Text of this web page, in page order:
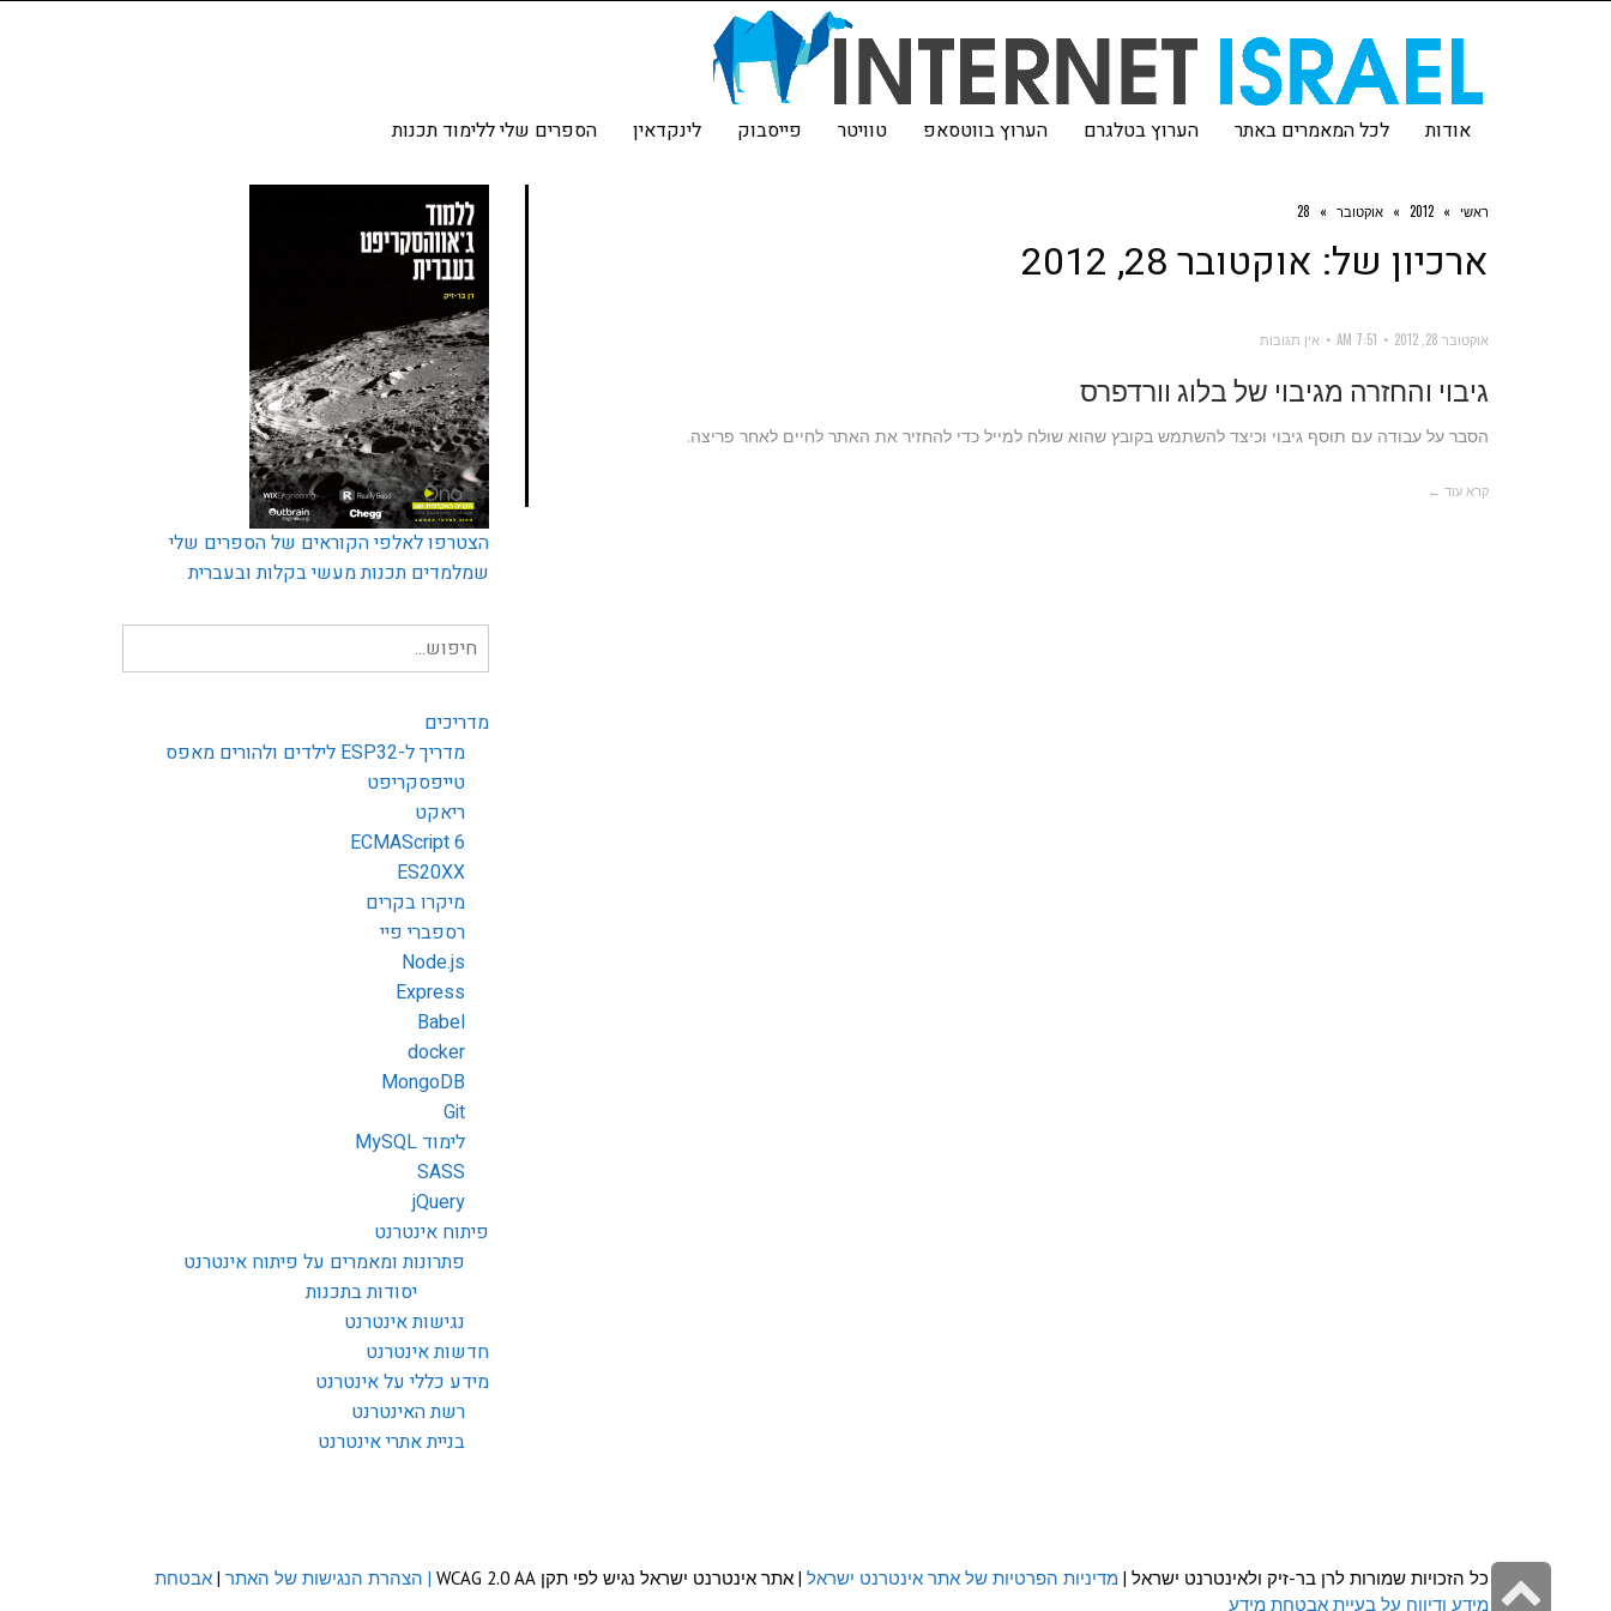
אודות לכל המאמרים באתר הערוץ בטלגרם הערוץ בווטסאפ טוויטר פייסבוק לינקדאין הספרים שלי ללימוד תכנות
ראשי »
2012
» אוקטובר »
28
ארכיון של: אוקטובר 28, 2012
אוקטובר 28, 2012 7:51 AM אין תגובות
גיבוי והחזרה מגיבוי של בלוג וורדפרס
הסבר על עבודה עם תוסף גיבוי וכיצד להשתמש בקובץ שהוא שולח למייל כדי להחזיר את האתר לחיים לאחר פריצה.
קרא עוד ←
הצטרפו לאלפי הקוראים של הספרים שלי
שמלמדים תכנות מעשי בקלות ובעברית
חיפוש
עבור:
מדריכים
מדריך ל-ESP32 לילדים ולהורים מאפס
טייפסקריפט
ריאקט
ECMAScript 6
ES20XX
מיקרו בקרים
רספברי פיי
Node.js
Express
Babel
docker
MongoDB
Git
לימוד MySQL
SASS
jQuery
פיתוח אינטרנט
פתרונות ומאמרים על פיתוח אינטרנט
יסודות בתכנות
נגישות אינטרנט
חדשות אינטרנט
מידע כללי על אינטרנט
רשת האינטרנט
בניית אתרי אינטרנט
כל הזכויות שמורות לרן בר-זיק ולאינטרנט ישראל | מדיניות הפרטיות של אתר אינטרנט ישראל | אתר אינטרנט ישראל נגיש לפי תקן WCAG 2.0 AA | הצהרת הנגישות של האתר | אבטחת
מידע ודיווח על בעיית אבטחת מידע
גלילה